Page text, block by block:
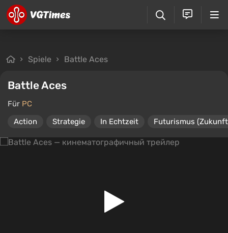
Spiele Battle Aces
Battle Aces
Für PC
Action
Strategie In Echtzeit Futurismus